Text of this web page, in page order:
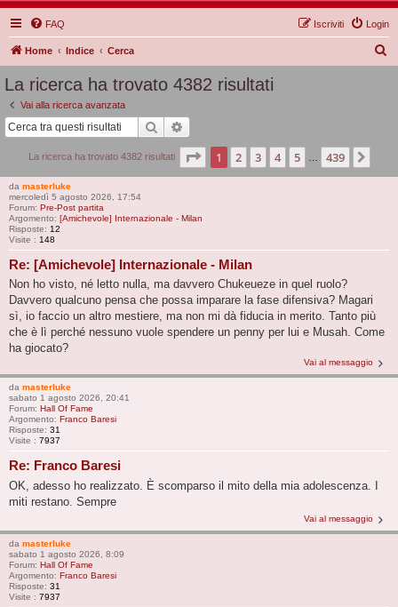
FAQ Login
Iscriviti
Home Indice Cerca
La ricerca ha trovato 4382 risultati
Vai alla ricerca avanzata
Cerca
La ricerca ha trovato 4382 risultati Pagina di 439
1 2 3 4 5 439
da masterluke
mercoledì 5 agosto 2026, 17:54
Forum: Pre-Post partita
Argomento: [Amichevole] Internazionale - Milan
Risposte: 12
Visite : 148
Re: [Amichevole] Internazionale - Milan
Non ho visto, né letto nulla, ma davvero Chukeueze in quel ruolo?
Davvero qualcuno pensa che possa imparare la fase difensiva? Magari
sì, io faccio un altro mestiere, ma non mi dà fiducia in merito. Tanto più
che è lì perché nessuno vuole spendere un penny per lui e Musah. Come
ha giocato?
Vai al messaggio
da masterluke
sabato 1 agosto 2026, 20:41
Forum: Hall Of Fame
Argomento: Franco Baresi
Risposte: 31
Visite : 7937
Re: Franco Baresi
OK, adesso ho realizzato. È scomparso il mito della mia adolescenza. I
miti restano. Sempre
Vai al messaggio
da masterluke
sabato 1 agosto 2026, 8:09
Forum: Hall Of Fame
Argomento: Franco Baresi
Risposte: 31
Visite : 7937